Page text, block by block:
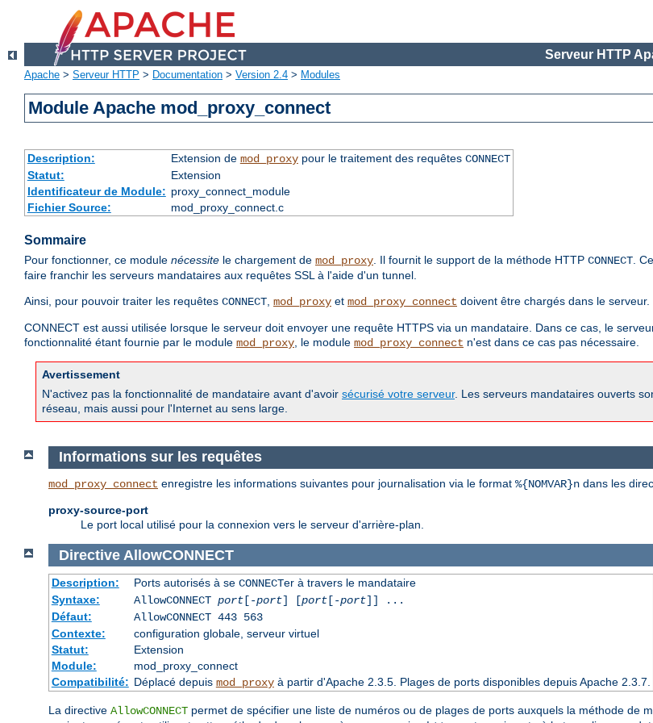
Serveur HTTP
Apache > Serveur HTTP > Documentation > Version 2.4 > Modules
Module Apache mod_proxy_connect
Description: Extension de mod_proxypour le traitement des requêtes CONNECT
Statut:
Extension
Identificateur de Module: proxy_connect_module
Fichier Source:
mod_proxy_connect.c
Sommaire
Pour fonctionner, ce module nécessite le chargement de mod_proxy. Il fournit le support de la méthode HTTP CONNECT.
faire franchir les serveurs mandataires aux requêtes SSL à l'aide d'un tunnel.
Ainsi, pour pouvoir traiter les requêtes CONNECT, mod_proxy et mod_proxy_connect doivent être chargés dans le serveur.
CONNECT est aussi utilisée lorsque le serveur doit envoyer une requête HTTPS via un mandataire. Dans ce cas, le
fonctionnalité étant fournie par le module mod_proxy, le module mod_proxy_connect n'est dans ce cas pas nécessaire.
Avertissement
N'activez pas la fonctionnalité de mandataire avant d'avoir sécurisé votre serveur. Les serveurs mandataires ouverts
réseau, mais aussi pour l'Internet au sens large.
Informations sur les requêtes
mod_proxy_connect enregistre les informations suivantes pour journalisation via le format %{NOMVAR}n dans les
proxy-source-port
Le port local utilisé pour la connexion vers le serveur d'arrière-plan.
Directive AllowCONNECT
Description: Ports autorisés à se CONNECTer à travers le mandataire
Syntaxe:
AllowCONNECT port[-port] [port[-port]] ...
Défaut:
AllowCONNECT 443 563
Contexte:
configuration globale, serveur virtuel
Statut:
Extension
Module:
mod_proxy_connect
Compatibilité: Déplacé depuis mod_proxyà partir d'Apache 2.3.5. Plages de ports disponibles depuis Apache 2.3.7.
La directive AllowCONNECT permet de spécifier une liste de numéros ou de plages de ports auxquels la méthode de